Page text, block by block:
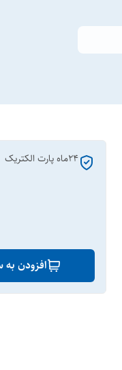
24ماه پارت الکتریک
افزودن